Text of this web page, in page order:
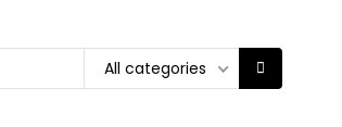
All categories